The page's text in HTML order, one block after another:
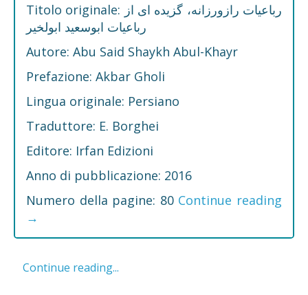
Titolo originale: رباعیات رازورزانه، گزیده ای از
رباعیات ابوسعید ابولخیر
Autore: Abu Said Shaykh Abul-Khayr
Prefazione: Akbar Gholi
Lingua originale: Persiano
Traduttore: E. Borghei
Editore: Irfan Edizioni
Anno di pubblicazione: 2016
Numero della pagine: 80 Continue reading
→
Continue reading...